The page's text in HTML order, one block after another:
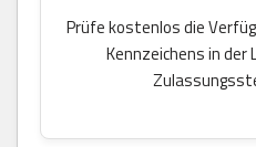
Prüfe kostenlos die
Kennzeichens in